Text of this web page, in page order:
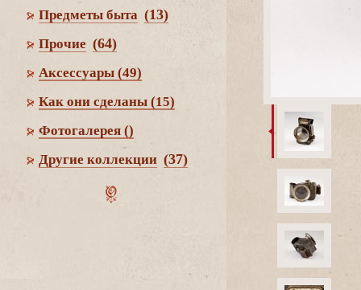
Предметы быта (13)
Прочие (64)
Аксессуары (49)
Как они сделаны (15)
Фотогалерея ()
Другие коллекции (37)